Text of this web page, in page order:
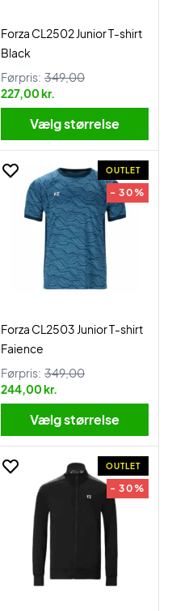
Forza CL2502 Junior T-shirt
Black
Førpris: 349,00
227,00 kr.
Vælg størrelse
OUTLET
- 30%
Forza CL2503 Junior T-shirt
Faience
Førpris: 349,00
244,00 kr.
Vælg størrelse
OUTLET
- 30%